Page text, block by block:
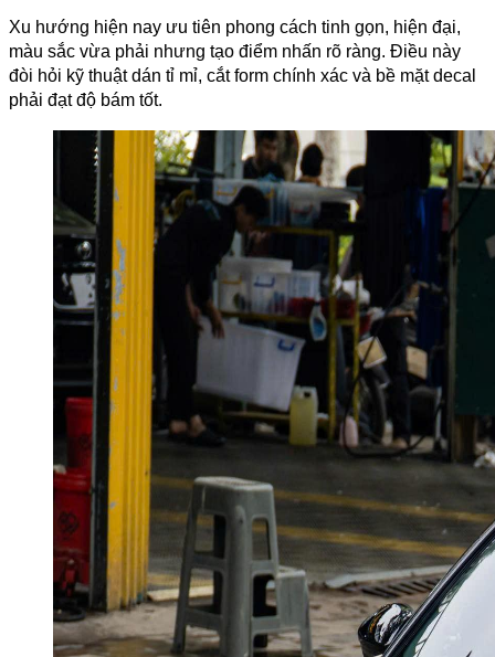
Xu hướng hiện nay ưu tiên phong cách tinh gọn, hiện đại,
màu sắc vừa phải nhưng tạo điểm nhấn rõ ràng. Điều này
đòi hỏi kỹ thuật dán tỉ mỉ, cắt form chính xác và bề mặt decal
phải đạt độ bám tốt.